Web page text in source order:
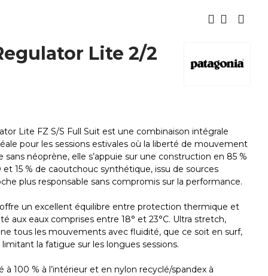
Lite 2/2
Lite FZ S/S Full Suit est une combinaison intégrale
pour les sessions estivales où la liberté de mouvement
néoprène, elle s’appuie sur une construction en 85 %
15 % de caoutchouc synthétique, issu de sources
plus responsable sans compromis sur la performance.
un excellent équilibre entre protection thermique et
aux eaux comprises entre 18° et 23°C. Ultra stretch,
tous les mouvements avec fluidité, que ce soit en surf,
la fatigue sur les longues sessions.
100 % à l’intérieur et en nylon recyclé/spandex à